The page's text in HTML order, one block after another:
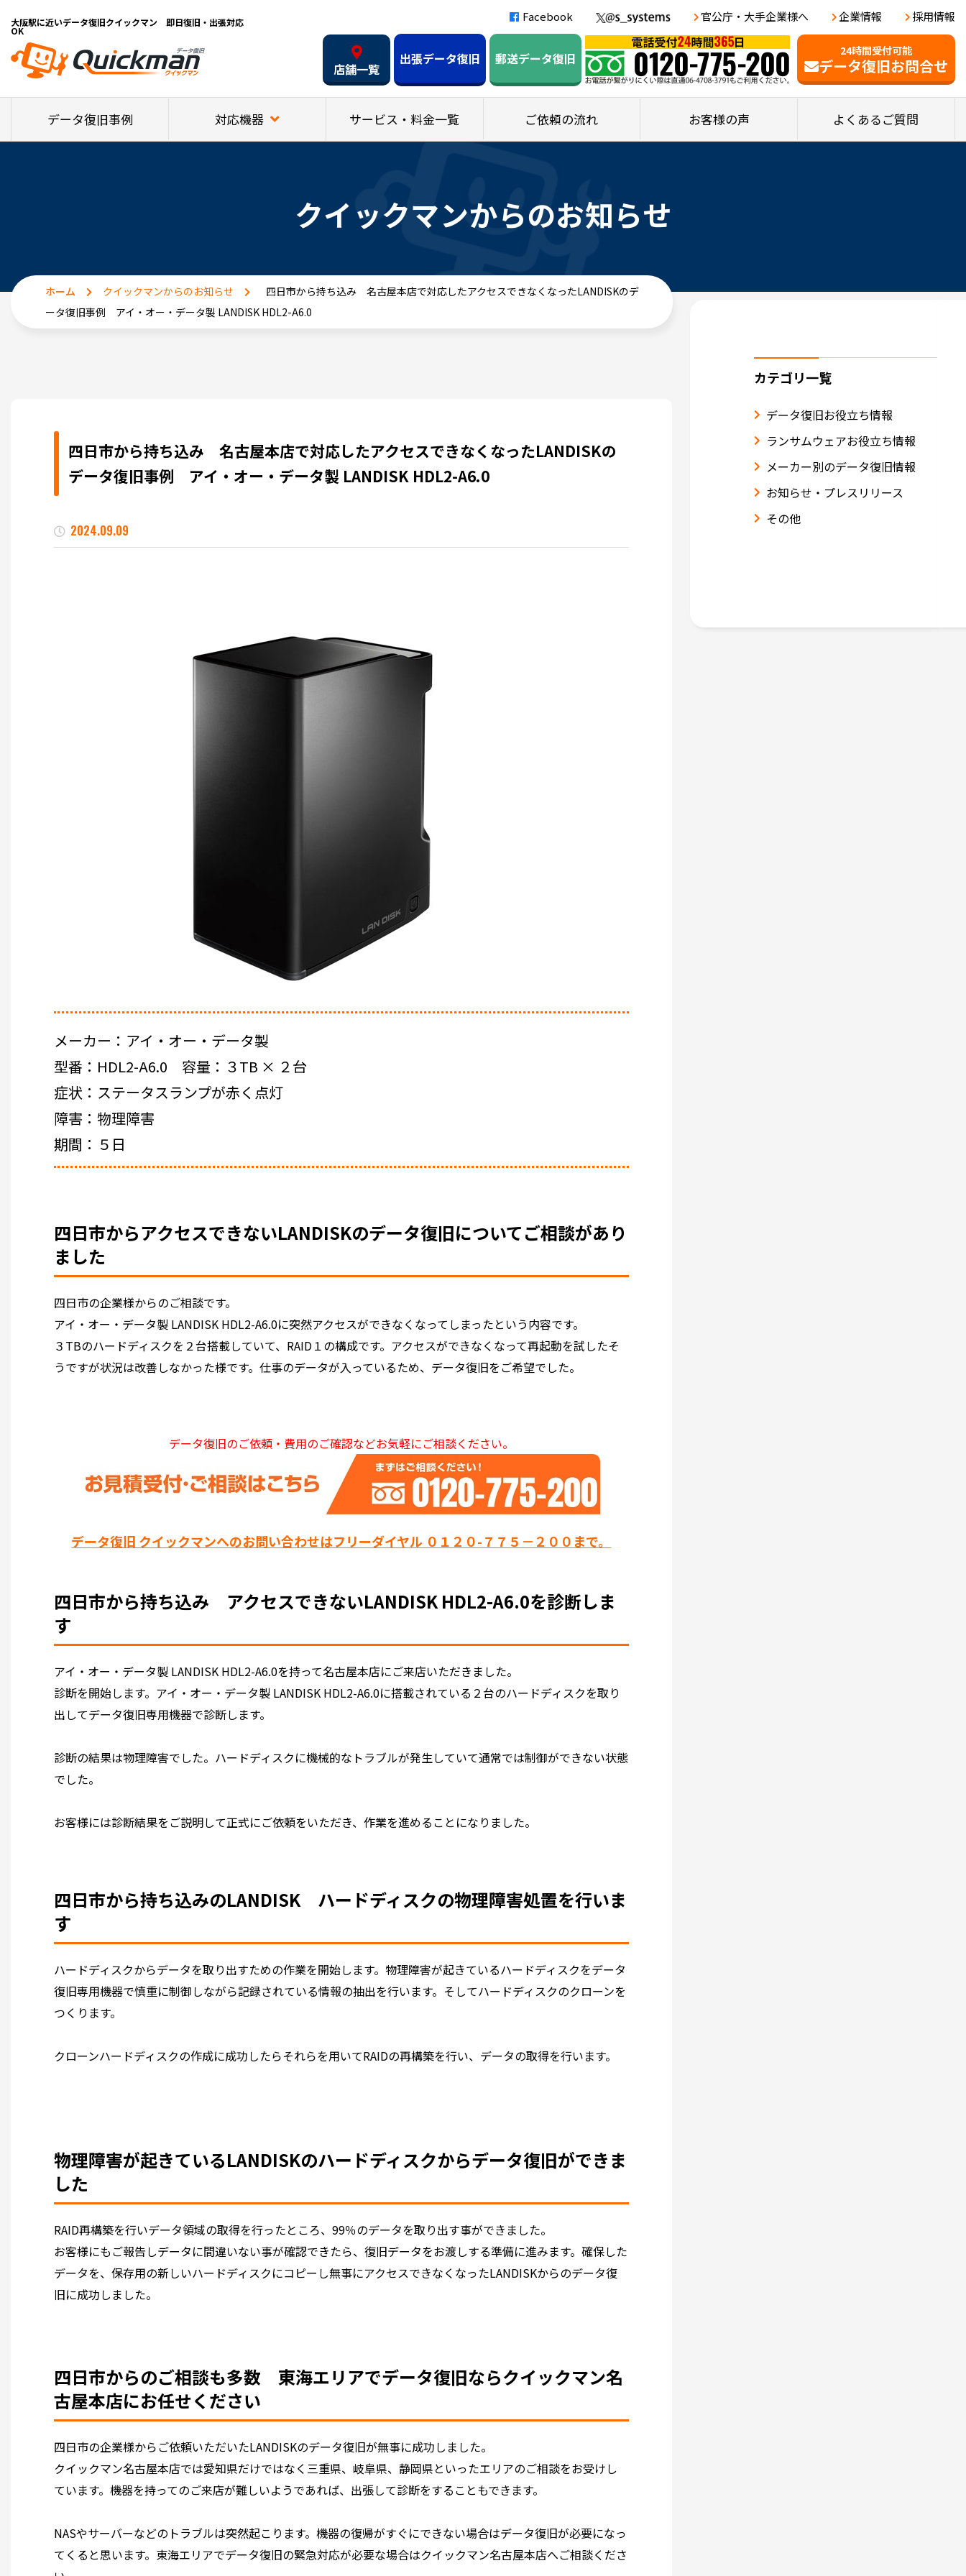
大阪駅に近いデータ復旧クイックマン 即日復旧・出張対応
OK
Facebook 官公庁・大手企業様へ 企業情報 採用情報
24時間受付可能
データ復旧お問合せ
店舗一覧
出張データ復旧 郵送データ復旧
データ復旧事例 対応機器 サービス・料金一覧 ご依頼の流れ お客様の声 よくあるご質問
クイックマンからのお知らせ
ホーム クイックマンからのお知らせ
四日市から持ち込み 名古屋本店で対応したアクセスできなくなったLANDISKのデ
ータ復旧事例 アイ・オー・データ製 LANDISK HDL2-A6.0
四日市から持ち込み 名古屋本店で対応したアクセスできなくなったLANDISKの
データ復旧事例 アイ・オー・データ製 LANDISK HDL2-A6.0
2024.09.09
メーカー：アイ・オー・データ製
型番：HDL2-A6.0 容量：３TB × ２台
症状：ステータスランプが赤く点灯
障害：物理障害
期間：５日
四日市からアクセスできないLANDISKのデータ復旧についてご相談があり
ました
四日市の企業様からのご相談です。
アイ・オー・データ製 LANDISK HDL2-A6.0に突然アクセスができなくなってしまったという内容です。
３TBのハードディスクを２台搭載していて、RAID１の構成です。アクセスができなくなって再起動を試したそ
うですが状況は改善しなかった様です。仕事のデータが入っているため、データ復旧をご希望でした。
データ復旧のご依頼・費用のご確認などお気軽にご相談ください。
データ復旧 クイックマンへのお問い合わせはフリーダイヤル ０１２０-７７５－２００まで。
四日市から持ち込み アクセスできないLANDISK HDL2-A6.0を診断しま
す
アイ・オー・データ製 LANDISK HDL2-A6.0を持って名古屋本店にご来店いただきました。
診断を開始します。アイ・オー・データ製 LANDISK HDL2-A6.0に搭載されている２台のハードディスクを取り
出してデータ復旧専用機器で診断します。
診断の結果は物理障害でした。ハードディスクに機械的なトラブルが発生していて通常では制御ができない状態
でした。
お客様には診断結果をご説明して正式にご依頼をいただき、作業を進めることになりました。
四日市から持ち込みのLANDISK ハードディスクの物理障害処置を行いま
す
ハードディスクからデータを取り出すための作業を開始します。物理障害が起きているハードディスクをデータ
復旧専用機器で慎重に制御しながら記録されている情報の抽出を行います。そしてハードディスクのクローンを
つくります。
クローンハードディスクの作成に成功したらそれらを用いてRAIDの再構築を行い、データの取得を行います。
物理障害が起きているLANDISKのハードディスクからデータ復旧ができま
した
RAID再構築を行いデータ領域の取得を行ったところ、99％のデータを取り出す事ができました。
お客様にもご報告しデータに間違いない事が確認できたら、復旧データをお渡しする準備に進みます。確保した
データを、保存用の新しいハードディスクにコピーし無事にアクセスできなくなったLANDISKからのデータ復
旧に成功しました。
四日市からのご相談も多数 東海エリアでデータ復旧ならクイックマン名
古屋本店にお任せください
四日市の企業様からご依頼いただいたLANDISKのデータ復旧が無事に成功しました。
クイックマン名古屋本店では愛知県だけではなく三重県、岐阜県、静岡県といったエリアのご相談をお受けし
ています。機器を持ってのご来店が難しいようであれば、出張して診断をすることもできます。
NASやサーバーなどのトラブルは突然起こります。機器の復帰がすぐにできない場合はデータ復旧が必要になっ
てくると思います。東海エリアでデータ復旧の緊急対応が必要な場合はクイックマン名古屋本店へご相談くださ
カテゴリ一覧
データ復旧お役立ち情報
ランサムウェアお役立ち情報
メーカー別のデータ復旧情報
お知らせ・プレスリリース
その他